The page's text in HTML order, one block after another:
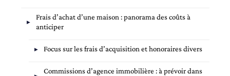
Frais d’achat d’une maison : panorama des coûts à
anticiper
Focus sur les frais d’acquisition et honoraires divers
Commissions d’agence immobilière : à prévoir dans